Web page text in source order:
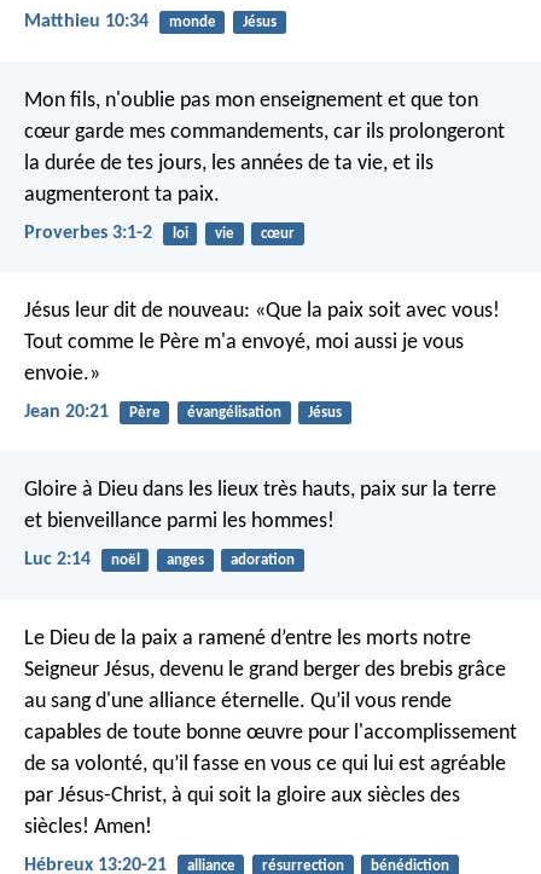
Matthieu 10:34 monde Jésus
Mon fils, n'oublie pas mon enseignement et que ton
cœur garde mes commandements, car ils prolongeront
la durée de tes jours, les années de ta vie, et ils
augmenteront ta paix.
Proverbes 3:1-2 loi vie cœur
Jésus leur dit de nouveau: «Que la paix soit avec vous!
Tout comme le Père m'a envoyé, moi aussi je vous
envoie.»
Jean 20:21 Père évangélisation Jésus
Gloire à Dieu dans les lieux très hauts, paix sur la terre
et bienveillance parmi les hommes!
Luc 2:14 noël anges adoration
Le Dieu de la paix a ramené d’entre les morts notre
Seigneur Jésus, devenu le grand berger des brebis grâce
au sang d'une alliance éternelle. Qu’il vous rende
capables de toute bonne œuvre pour l'accomplissement
de sa volonté, qu’il fasse en vous ce qui lui est agréable
par Jésus-Christ, à qui soit la gloire aux siècles des
siècles! Amen!
Hébreux 13:20-21 alliance résurrection bénédiction